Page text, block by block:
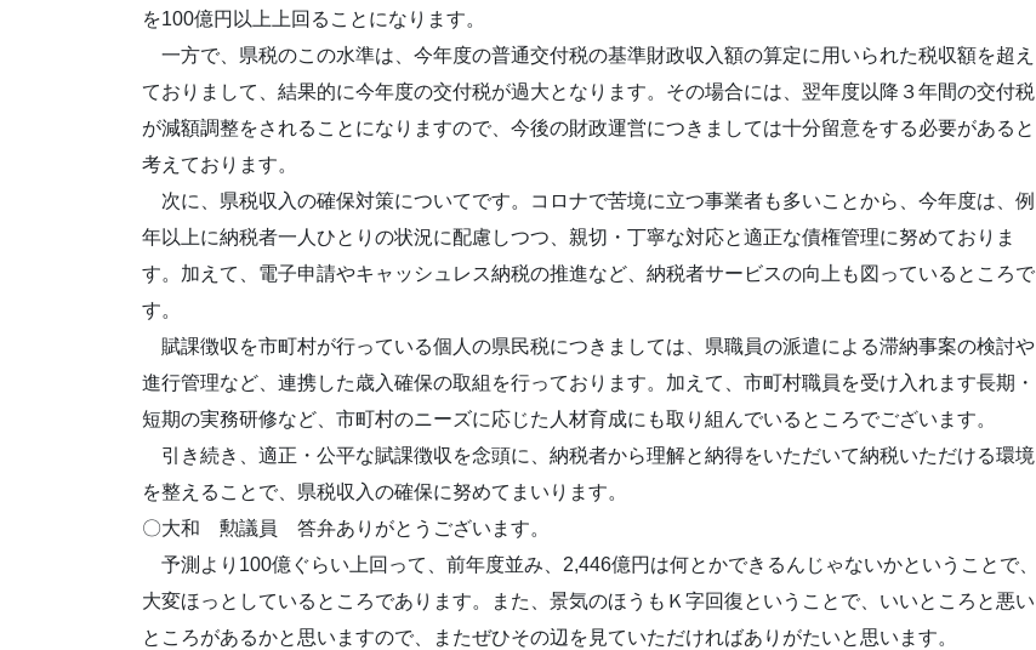
を100億円以上上回ることになります。
一方で、県税のこの水準は、今年度の普通交付税の基準財政収入額の算定に用いられた税収額を超え
ておりまして、結果的に今年度の交付税が過大となります。その場合には、翌年度以降３年間の交付税
が減額調整をされることになりますので、今後の財政運営につきましては十分留意をする必要があると
考えております。
次に、県税収入の確保対策についてです。コロナで苦境に立つ事業者も多いことから、今年度は、例
年以上に納税者一人ひとりの状況に配慮しつつ、親切・丁寧な対応と適正な債権管理に努めておりま
す。加えて、電子申請やキャッシュレス納税の推進など、納税者サービスの向上も図っているところで
す。
賦課徴収を市町村が行っている個人の県民税につきましては、県職員の派遣による滞納事案の検討や
進行管理など、連携した歳入確保の取組を行っております。加えて、市町村職員を受け入れます長期・
短期の実務研修など、市町村のニーズに応じた人材育成にも取り組んでいるところでございます。
引き続き、適正・公平な賦課徴収を念頭に、納税者から理解と納得をいただいて納税いただける環境
を整えることで、県税収入の確保に努めてまいります。
〇大和 勲議員 答弁ありがとうございます。
予測より100億ぐらい上回って、前年度並み、2,446億円は何とかできるんじゃないかということで、
大変ほっとしているところであります。また、景気のほうもＫ字回復ということで、いいところと悪い
ところがあるかと思いますので、またぜひその辺を見ていただければありがたいと思います。